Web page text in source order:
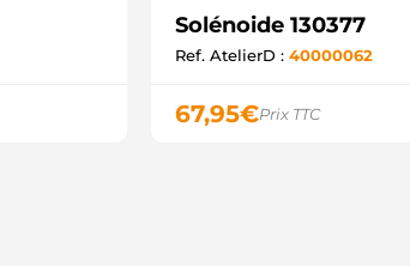
Solénoide 130377
Ref. AtelierD : 40000062
67,95€Prix TTC